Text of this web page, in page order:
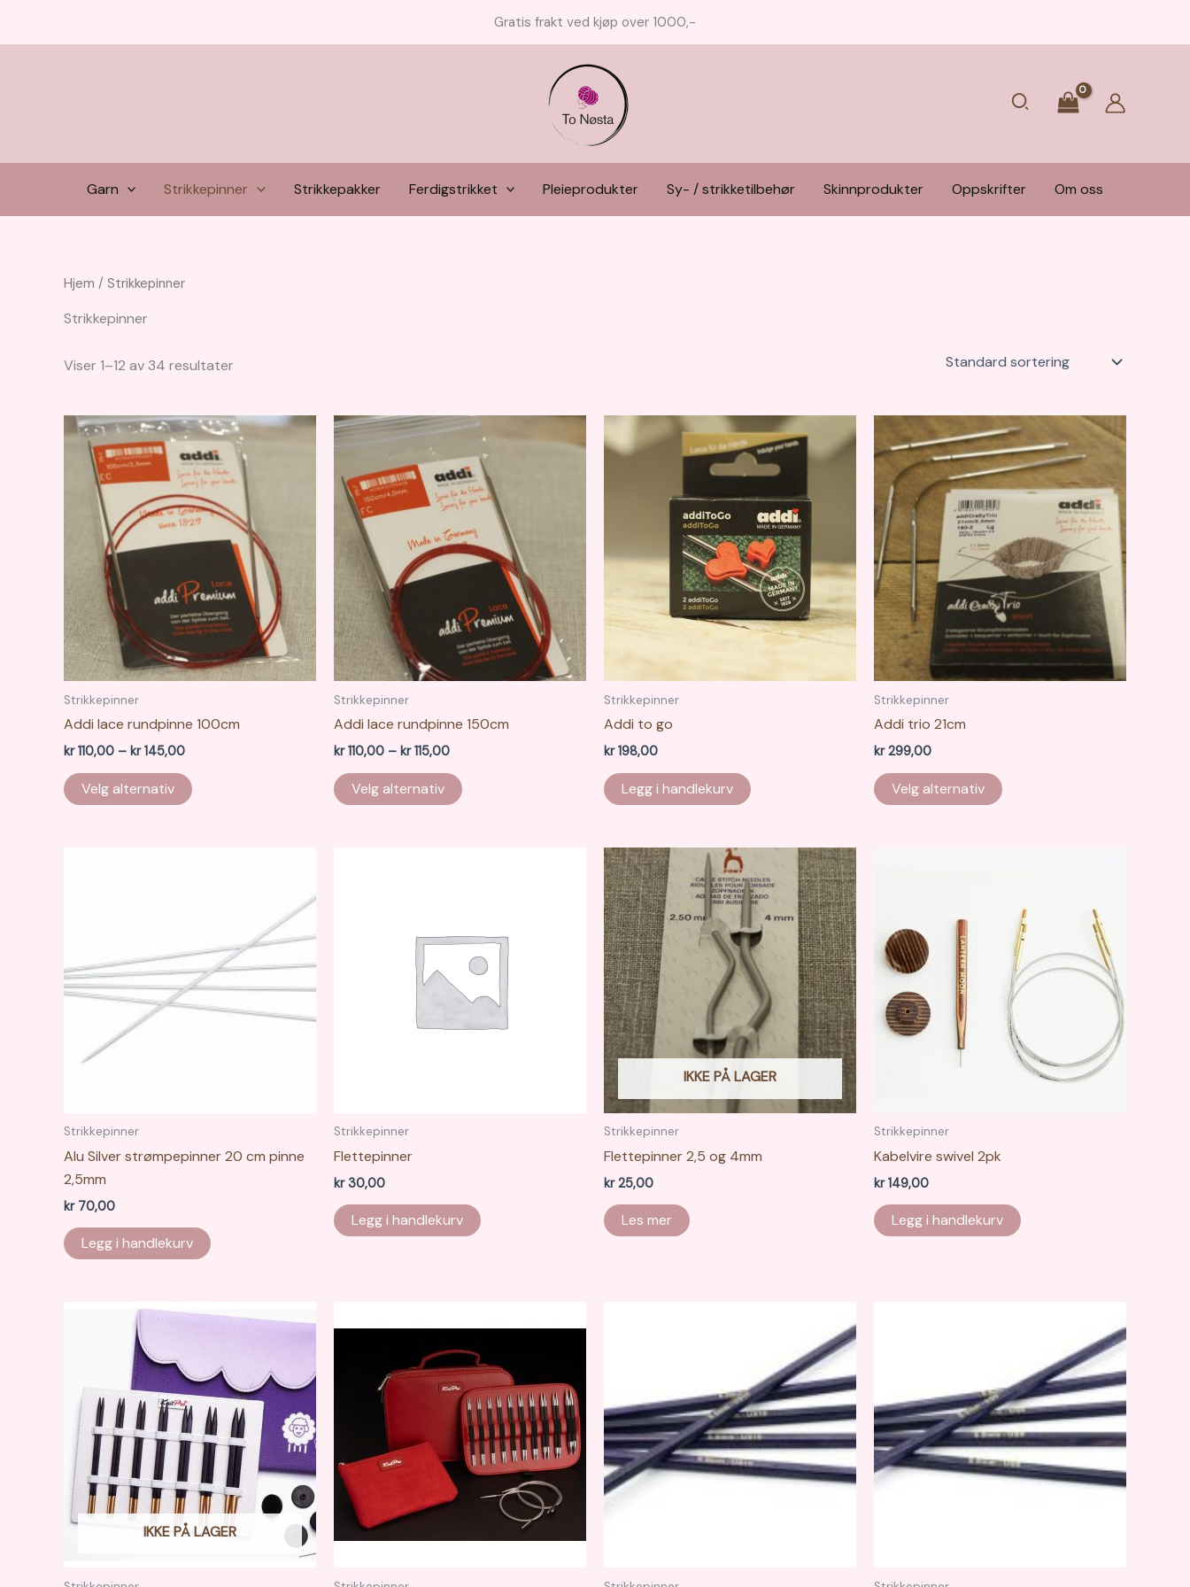
Gratis frakt ved kjøp over 1000,-
Søk
Garn Strikkepinner Strikkepakker Ferdigstrikket Pleieprodukter Sy- / strikketilbehør Skinnprodukter Oppskrifter Om oss
Hjem / Strikkepinner
Strikkepinner
Viser 1–12 av 34 resultater
Strikkepinner
Addi lace rundpinne 100cm
kr110,00 – kr145,00Prisområde:
til
kr 145,00
Velg alternativ
produktet
på
produktsiden
Strikkepinner
Addi lace rundpinne 150cm
kr110,00 – kr115,00Prisområde:
til
kr 115,00
Velg alternativ
produktet
velges
på
produktsiden
Strikkepinner
Addi to go
kr198,00
Legg i handlekurv
Strikkepinner
Addi trio 21cm
kr299,00
Velg alternativ
produktet
kan
velges
på
produktsiden
Strikkepinner
Alu Silver strømpepinner 20 cm pinne
2,5mm
kr70,00
Legg i handlekurv
Strikkepinner
Flettepinner
kr30,00
Legg i handlekurv
IKKE PÅ LAGER
Strikkepinner
Flettepinner 2,5 og 4mm
kr25,00
Les mer
Strikkepinner
Kabelvire swivel 2pk
kr149,00
Legg i handlekurv
IKKE PÅ LAGER